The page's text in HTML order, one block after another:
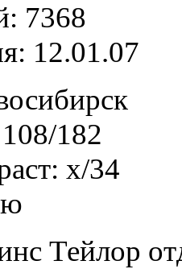
7368
12.01.07
108/182
x/34
Тейлор